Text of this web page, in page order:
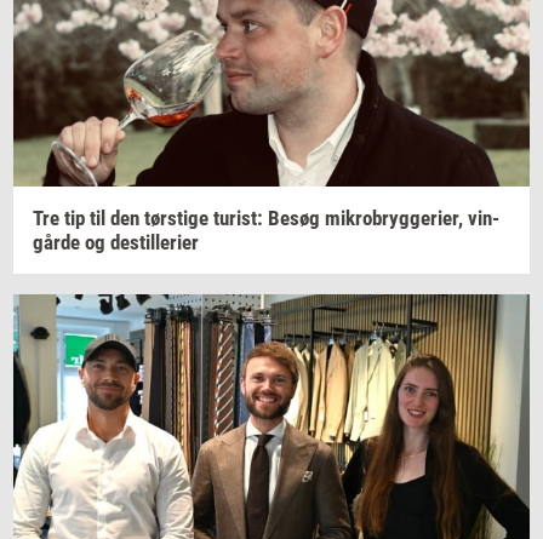
Tre tip til den tørsti­ge turist: Besøg mi­kro­bryg­ge­ri­er, vin­
går­de og destil­le­ri­er